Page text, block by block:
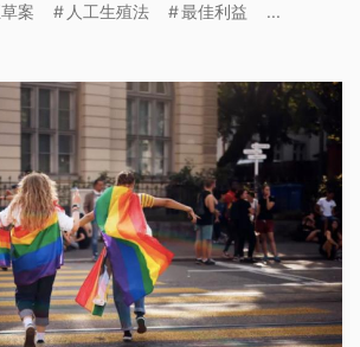
孕母部分，則確定脫鉤處理。
案 人工生殖法 最佳利益 ...